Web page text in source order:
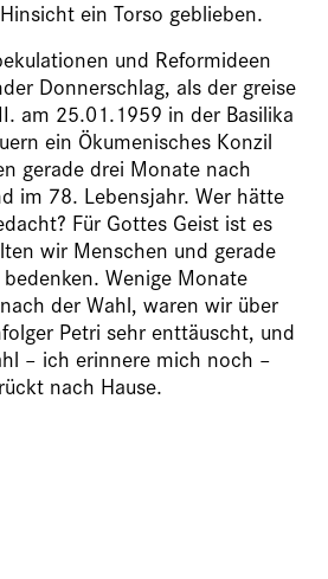
ein Torso geblieben.
und Reformideen
Donnerschlag, als der greise
am 25.01.1959 in der Basilika
ein Ökumenisches Konzil
gerade drei Monate nach
im 78. Lebensjahr. Wer hätte
Für Gottes Geist ist es
wir Menschen und gerade
Wenige Monate
der Wahl, waren wir über
Petri sehr enttäuscht, und
– ich erinnere mich noch –
nach Hause.